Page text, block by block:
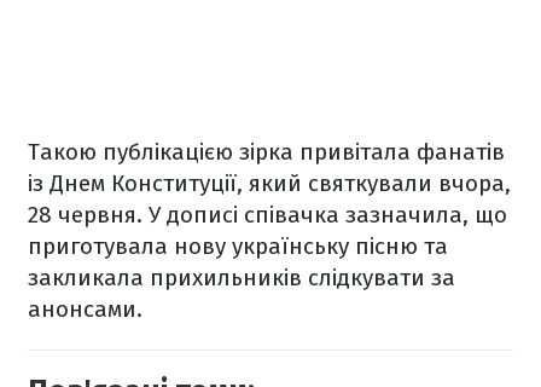
Такою публікацією зірка привітала фанатів
із Днем Конституції, який святкували вчора,
28 червня. У дописі співачка зазначила, що
приготувала нову українську пісню та
закликала прихильників слідкувати за
анонсами.